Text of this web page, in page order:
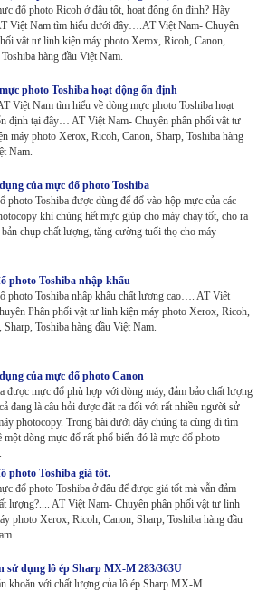
Konica Minolta Bizhub C1085 | 6085 |
Ricoh MP 7503 Renew
Ricoh IM 7000
Đơn năng G&G P2022W_in Wifi
Đơn năng G&G GP4200DW in Đảo mặt ,
đổ photo Ricoh ở đâu tốt, hoạt động ổn định? Hãy
Việt Nam tìm hiểu dưới đây….AT Việt Nam- Chuyên
vật tư linh kiện máy photo Xerox, Ricoh, Canon,
hàng đầu Việt Nam.
photo Toshiba hoạt động ổn định
Việt Nam tìm hiểu về dòng mực photo Toshiba hoạt
định tại đây… AT Việt Nam- Chuyên phân phối vật tư
máy photo Xerox, Ricoh, Canon, Sharp, Toshiba hàng
Nam.
của mực đổ photo Toshiba
photo Toshiba được dùng để đổ vào hộp mực của các
khi chúng hết mực giúp cho máy chạy tốt, cho ra
chụp chất lượng, tăng cường tuổi thọ cho máy
photo Toshiba nhập khẩu
photo Toshiba nhập khẩu chất lượng cao…. AT Việt
Phân phối vật tư linh kiện máy photo Xerox, Ricoh,
Sharp, Toshiba hàng đầu Việt Nam.
của mực đổ photo Canon
được mực đổ phù hợp với dòng máy, đảm bảo chất lượng
đang là câu hỏi được đặt ra đối với rất nhiều người sử
photocopy. Trong bài dưới đây chúng ta cùng đi tìm
một dòng mực đổ rất phổ biến đó là mực đổ photo
photo Toshiba giá tốt.
đổ photo Toshiba ở đâu để được giá tốt mà vẫn đảm
lượng?.... AT Việt Nam- Chuyên phân phối vật tư linh
photo Xerox, Ricoh, Canon, Sharp, Toshiba hàng đầu
sử dụng lô ép Sharp MX-M 283/363U
khoăn với chất lượng của lô ép Sharp MX-M